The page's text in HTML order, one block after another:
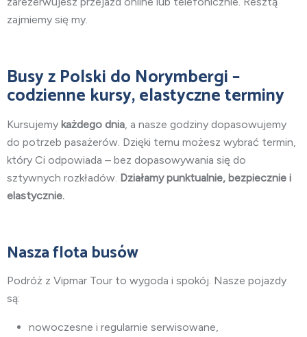
zajmiemy się my.
Busyz Polski do Norymbergi–
codzienne kursy, elastyczne terminy
Kursujemy każdego dnia , a nasze godziny dopasowujemy
do potrzeb pasażerów. Dzięki temu możesz wybrać termin,
który Ci odpowiada – bez dopasowywania się do
sztywnych rozkładów. Działamy punktualnie, bezpiecznie i
elastycznie.
Nasza flota busów
Podróż z Vipmar Tour to wygoda i spokój. Nasze pojazdy
są:
nowoczesne i regularnie serwisowane,